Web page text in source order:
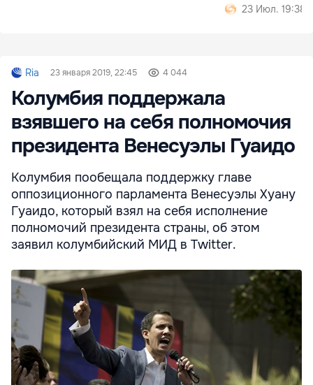
23 Июл. 19:38
Ria 23 января 2019, 22:45 4 044
Колумбия поддержала
взявшего на себя полномочия
президента Венесуэлы Гуаидо
Колумбия пообещала поддержку главе
оппозиционного парламента Венесуэлы Хуану
Гуаидо, который взял на себя исполнение
полномочий президента страны, об этом
заявил колумбийский МИД в Twitter.